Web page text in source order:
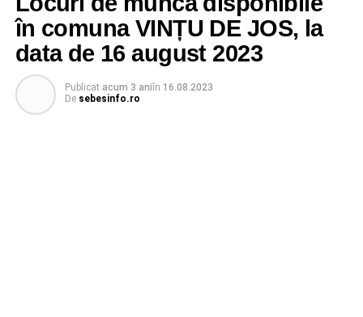
în comuna VINȚU DE JOS, la
data de 16 august 2023
Publicat acum 3 aniîn 16.08.2023
De sebesinfo.ro